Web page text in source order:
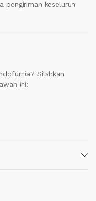
pengiriman keseluruh
Silahkan
ini: